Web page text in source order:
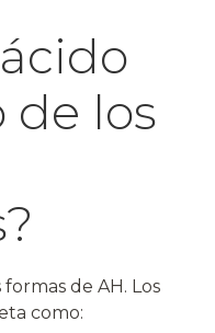
de los
de AH. Los
como: